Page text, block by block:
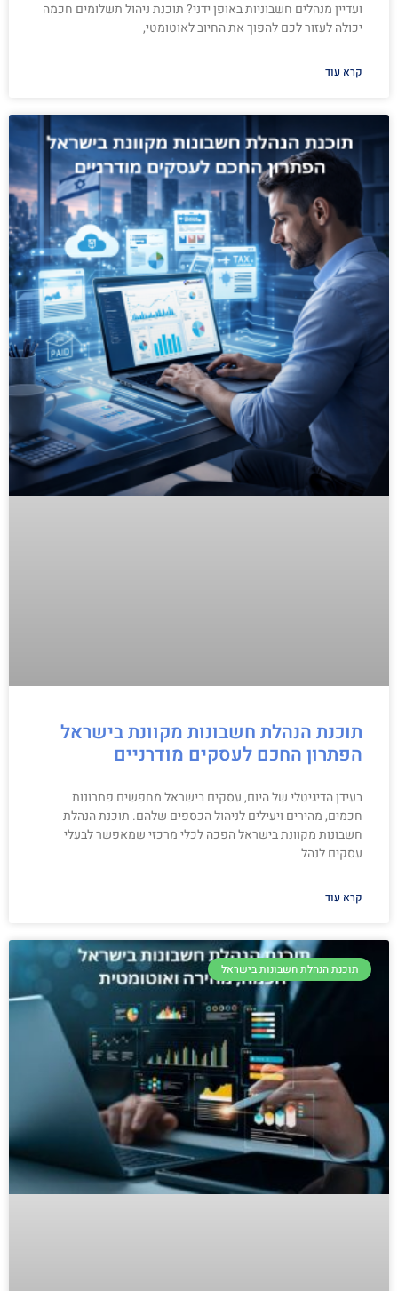
ועדיין מנהלים חשבוניות באופן ידני? תוכנת ניהול תשלומים חכמה
יכולה לעזור לכם להפוך את החיוב לאוטומטי,
קרא עוד
תוכנת הנהלת חשבונות מקוונת בישראל
הפתרון החכם לעסקים מודרניים
בעידן הדיגיטלי של היום, עסקים בישראל מחפשים פתרונות
חכמים, מהירים ויעילים לניהול הכספים שלהם. תוכנת הנהלת
חשבונות מקוונת בישראל הפכה לכלי מרכזי שמאפשר לבעלי
עסקים לנהל
קרא עוד
תוכנת הנהלת חשבונות בישראל